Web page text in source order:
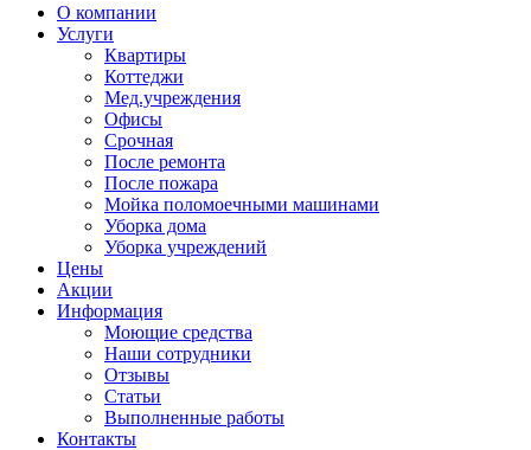
О компании
Услуги
Квартиры
Коттеджи
Мед.учреждения
Офисы
Срочная
После ремонта
После пожара
Мойка поломоечными машинами
Уборка дома
Уборка учреждений
Цены
Акции
Информация
Моющие средства
Наши сотрудники
Отзывы
Статьи
Выполненные работы
Контакты